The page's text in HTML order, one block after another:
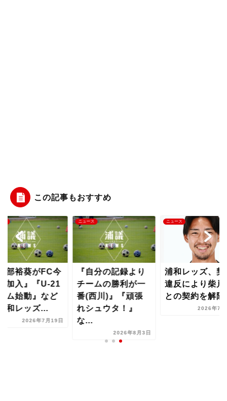
この記事もおすすめ
部裕葵がFC今
加入』『U-21
ム始動』など
和レッズ...
2026年7月19日
ニュース
『自分の記録より
チームの勝利が一
番(西川)』『頑張
れシュウタ！』
な...
2026年8月3日
ニュース
浦和レッズ、契
違反により柴戸
との契約を解除
2026年7